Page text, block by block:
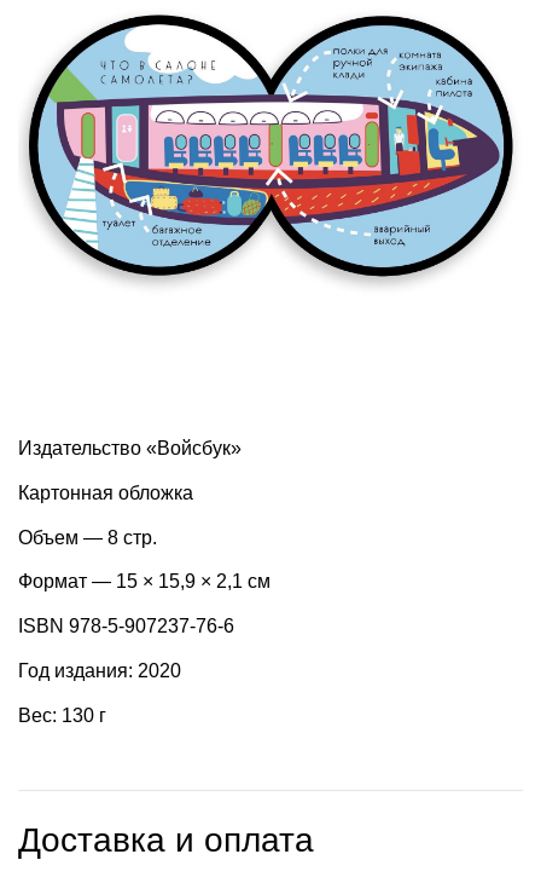
Издательство «Войсбук»
Картонная обложка
Объем — 8 стр.
Формат — 15 × 15,9 × 2,1 см
ISBN 978-5-907237-76-6
Год издания: 2020
Вес: 130 г
Доставка и оплата